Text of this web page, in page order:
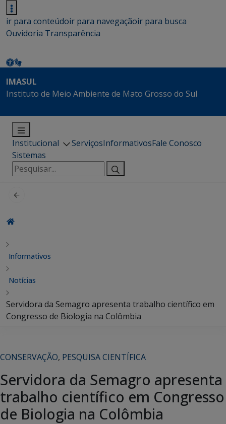
ir para conteúdoir para navegaçãoir para busca
Ouvidoria Transparência
IMASUL
Instituto de Meio Ambiente de Mato Grosso do Sul
Institucional ServiçosInformativosFale Conosco
Sistemas
Pesquisar
por:
Informativos
Notícias
Servidora da Semagro apresenta trabalho científico em
Congresso de Biologia na Colômbia
CONSERVAÇÃO, PESQUISA CIENTÍFICA
Servidora da Semagro apresenta
trabalho científico em Congresso
de Biologia na Colômbia